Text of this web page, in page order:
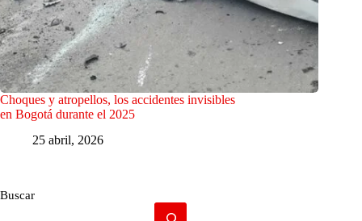
Choques y atropellos, los accidentes invisibles
en Bogotá durante el 2025
25 abril, 2026
Buscar